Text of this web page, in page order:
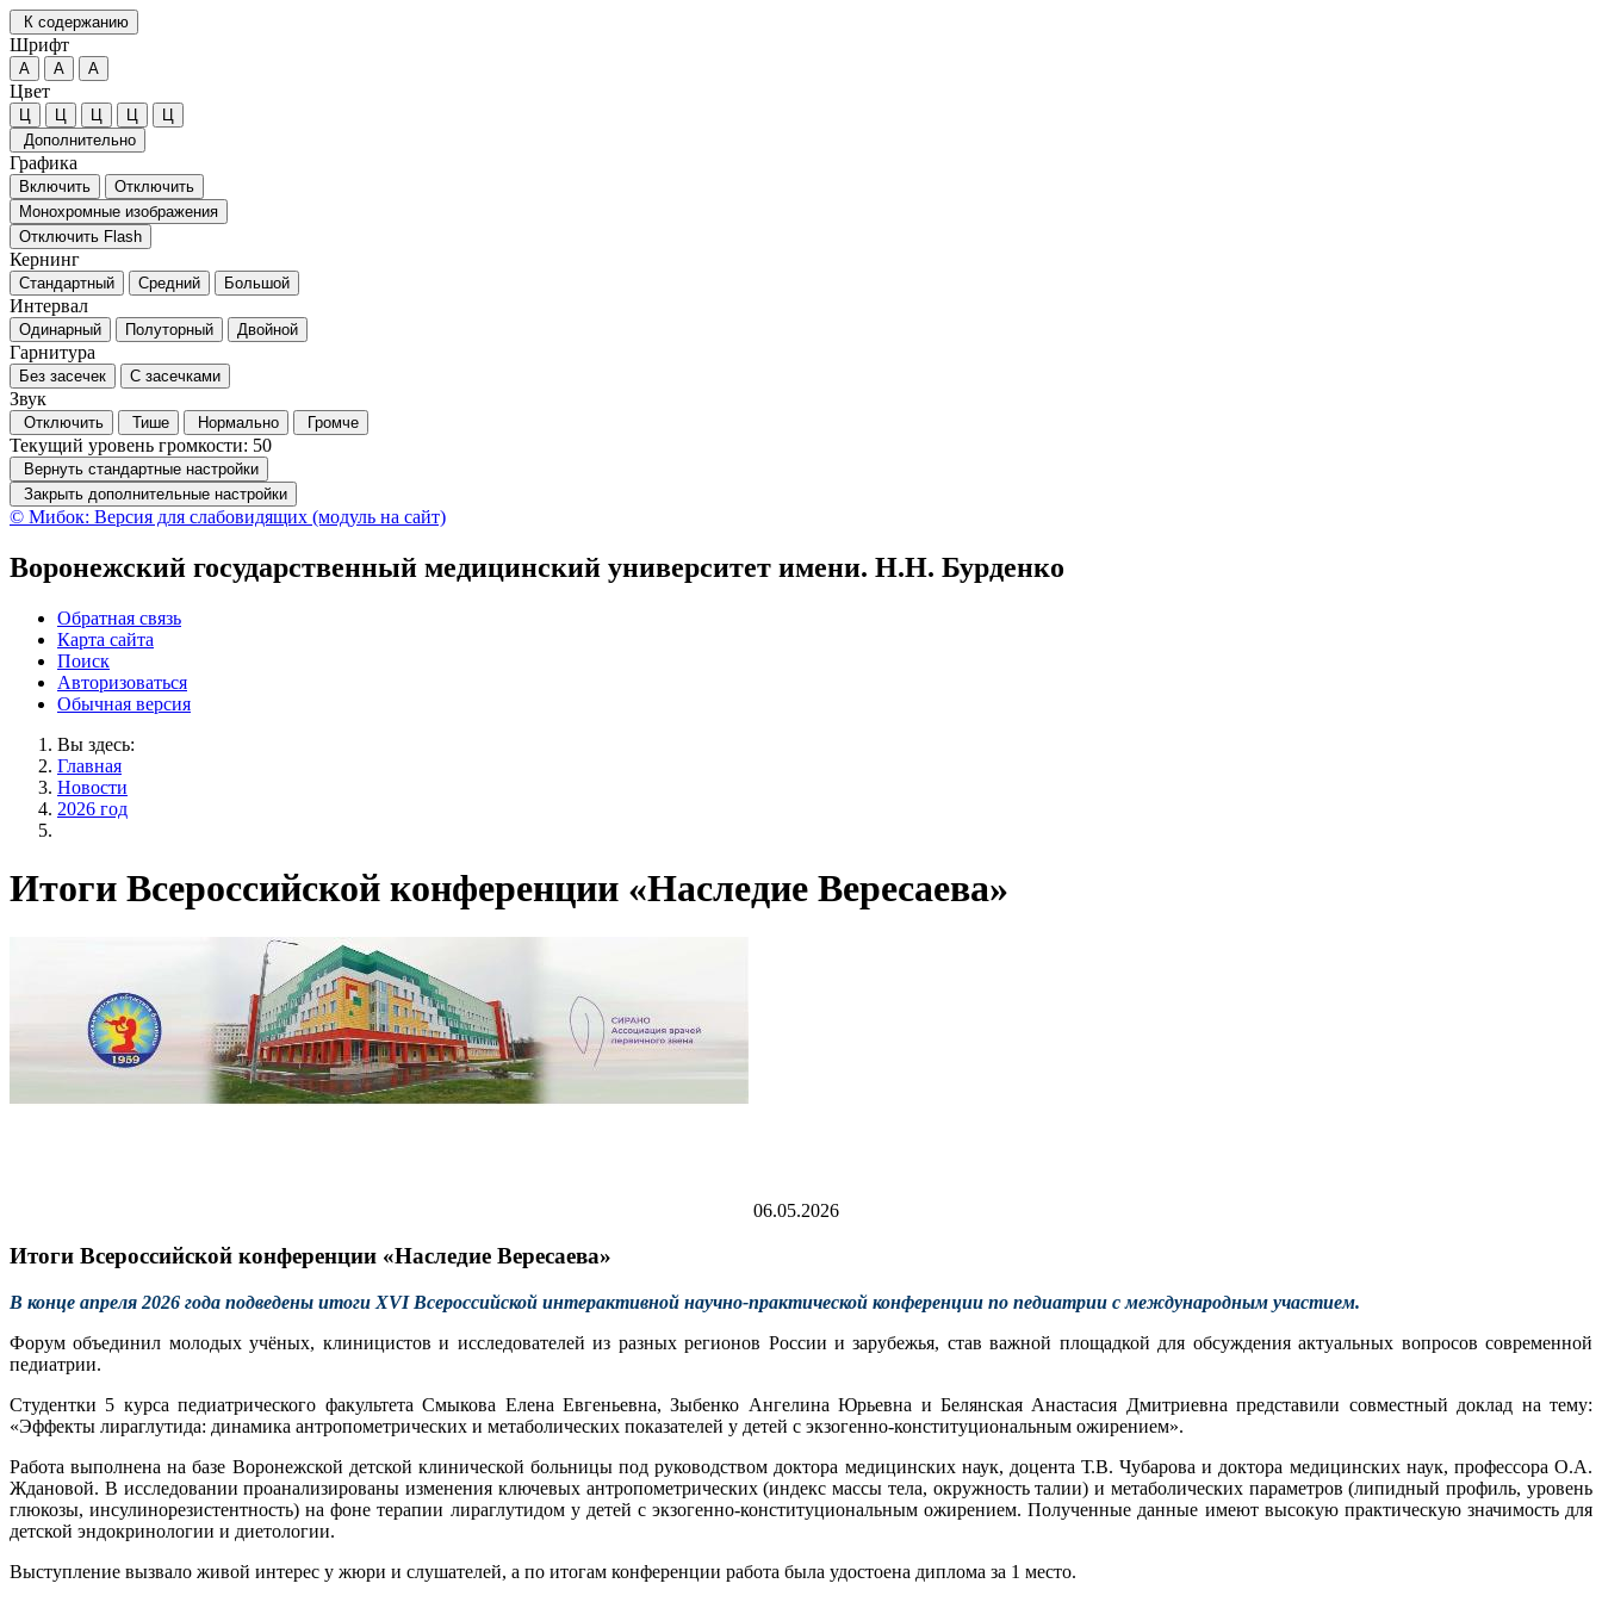
К содержанию
Шрифт
А А А
Цвет
Ц Ц Ц Ц
Ц
Дополнительно
Графика
Включить
Отключить
Монохромные изображения
Отключить Flash
Кернинг
Стандартный Средний Большой
Интервал
Одинарный Полуторный Двойной
Гарнитура
Без засечек С засечками
Звук
Отключить Тише Нормально Громче
Текущий уровень громкости: 50
Вернуть стандартные настройки
Закрыть дополнительные настройки
© Мибок: Версия для слабовидящих (модуль на сайт)
Воронежский государственный медицинский университет имени. Н.Н. Бурденко
Обратная связь
Карта сайта
Поиск
Авторизоваться
Обычная версия
Вы здесь:
Главная
Новости
2026 год
Итоги Всероссийской конференции «Наследие Вересаева»
06.05.2026
Итоги Всероссийской конференции «Наследие Вересаева»
В конце апреля 2026 года подведены итоги XVI Всероссийской интерактивной научно-практической конференции по педиатрии с международным участием.
Форум объединил молодых учёных, клиницистов и исследователей из разных регионов России и зарубежья, став важной площадкой для обсуждения актуальных вопросов современной
педиатрии.
Студентки 5 курса педиатрического факультета Смыкова Елена Евгеньевна, Зыбенко Ангелина Юрьевна и Белянская Анастасия Дмитриевна представили совместный доклад на тему:
«Эффекты лираглутида: динамика антропометрических и метаболических показателей у детей с экзогенно-конституциональным ожирением».
Работа выполнена на базе Воронежской детской клинической больницы под руководством доктора медицинских наук, доцента Т.В. Чубарова и доктора медицинских наук, профессора О.А.
Ждановой. В исследовании проанализированы изменения ключевых антропометрических (индекс массы тела, окружность талии) и метаболических параметров (липидный профиль, уровень
глюкозы, инсулинорезистентность) на фоне терапии лираглутидом у детей с экзогенно-конституциональным ожирением. Полученные данные имеют высокую практическую значимость для
детской эндокринологии и диетологии.
Выступление вызвало живой интерес у жюри и слушателей, а по итогам конференции работа была удостоена диплома за 1 место.